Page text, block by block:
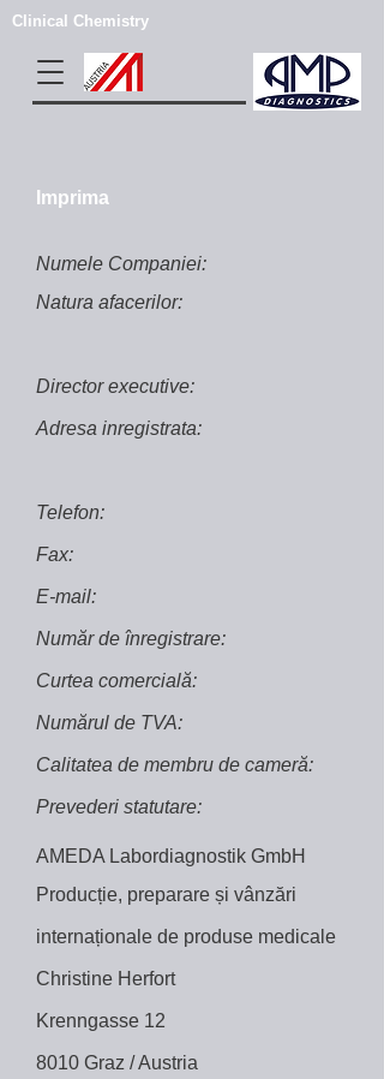
Clinical Chemistry
Imprima
Numele Companiei:
Natura afacerilor:
Director executive:
Adresa inregistrata:
Telefon:
Fax:
E-mail:
Număr de înregistrare:
Curtea comercială:
Numărul de TVA:
Calitatea de membru de cameră:
Prevederi statutare:
AMEDA Labordiagnostik GmbH
Producție, preparare și vânzări
internaționale de produse medicale
Christine Herfort
Krenngasse 12
8010 Graz / Austria